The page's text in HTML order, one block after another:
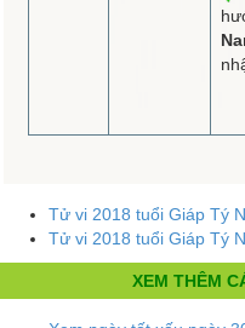
Tử vi 2018 tuổi Giáp Tý
Tử vi 2018 tuổi Giáp Tý
XEM THÊM